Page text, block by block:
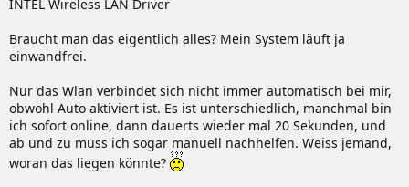
INTEL Wireless LAN Driver
Braucht man das eigentlich alles? Mein System läuft ja
einwandfrei.
Nur das Wlan verbindet sich nicht immer automatisch bei mir,
obwohl Auto aktiviert ist. Es ist unterschiedlich, manchmal bin
ich sofort online, dann dauerts wieder mal 20 Sekunden, und
ab und zu muss ich sogar manuell nachhelfen. Weiss jemand,
woran das liegen könnte?